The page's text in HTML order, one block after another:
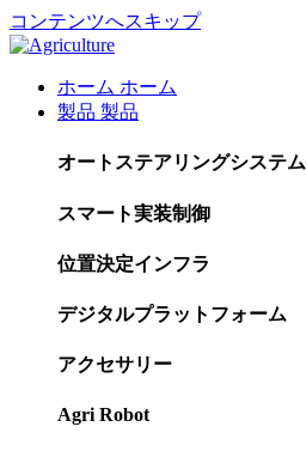
コンテンツへスキップ
ホーム ホーム
製品 製品
オートステアリングシステム
スマート実装制御
位置決定インフラ
デジタルプラットフォーム
アクセサリー
Agri Robot